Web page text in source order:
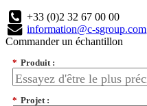
+33 (0)2 32 67 00 00
information@c-sgroup.com
Commander un échantillon
* Produit :
* Projet :